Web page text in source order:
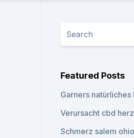
Featured Posts
Garners
Verursacht cbd
Schmerz salem ohio